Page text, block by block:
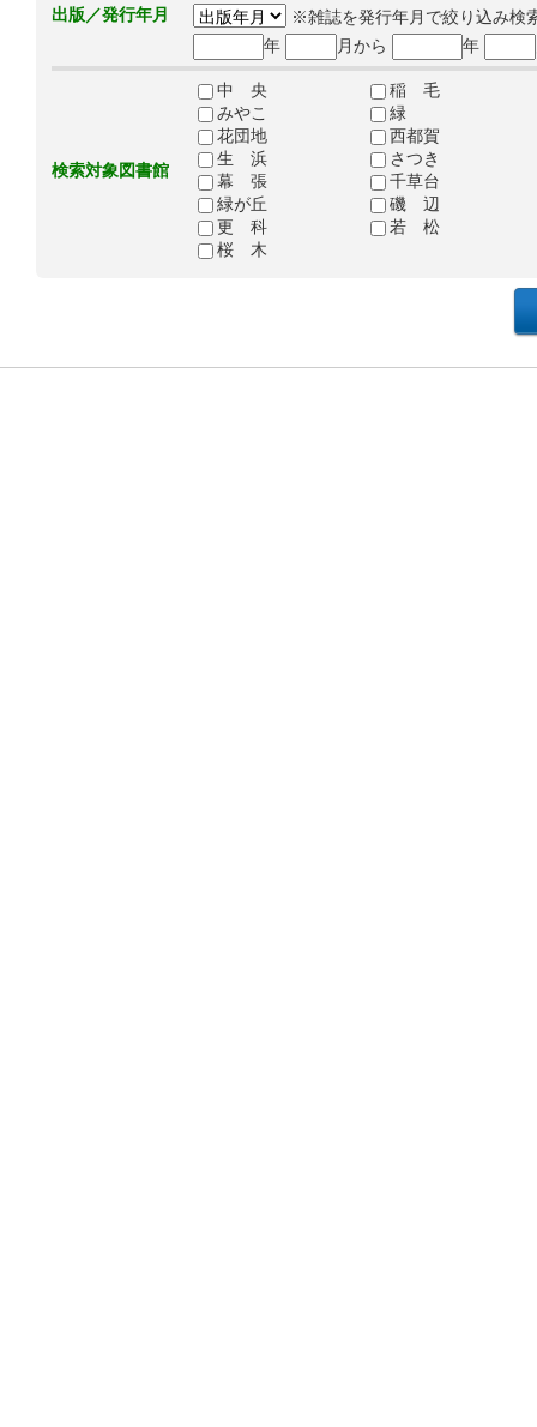
出版／発行年月
※雑誌を発行年月で絞り込み検
年
月から 年
検索対象図書館
中 央
稲 毛
みやこ
緑
花団地
西都賀
生 浜
さつき
幕 張
千草台
緑が丘
磯 辺
更 科
若 松
桜 木